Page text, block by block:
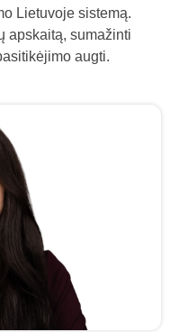
Lietuvoje sistemą.
apskaitą, sumažinti
augti.